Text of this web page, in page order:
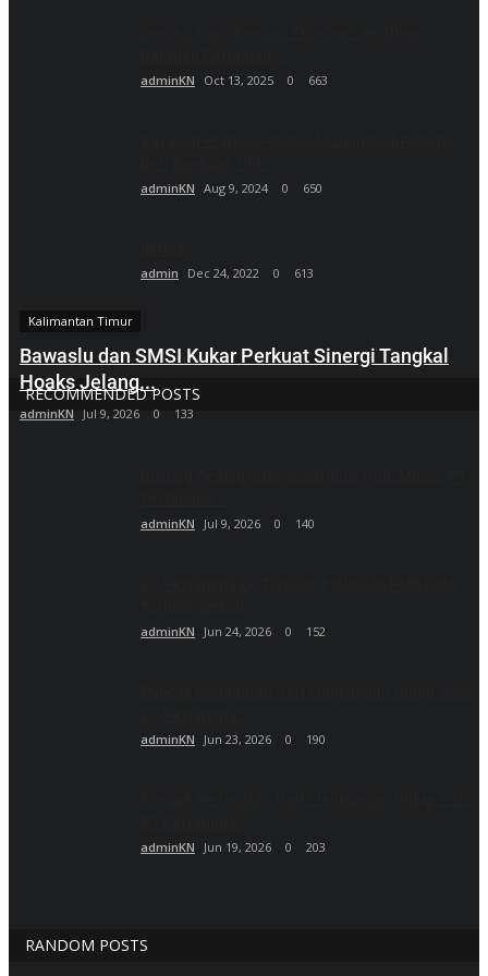
adminKN Oct 13, 2025 0 663
adminKN Aug 9, 2024 0 650
admin Dec 24, 2022 0 613
RECOMMENDED POSTS
Kalimantan Timur
Bawaslu dan SMSI Kukar Perkuat Sinergi Tangkal
Hoaks Jelang...
adminKN Jul 9, 2026 0 133
adminKN Jul 9, 2026 0 140
adminKN Jun 24, 2026 0 152
adminKN Jun 23, 2026 0 190
adminKN Jun 19, 2026 0 203
RANDOM POSTS